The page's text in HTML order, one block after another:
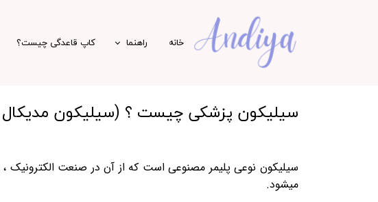
خانه راهنما کاپ قاعدگی چیست؟
سیلیکون پزشکی چیست ؟ (سیلیکون مدیکال
سیلیکون نوعی پلیمر مصنوعی است که از آن در صنعت الکترونیک
میشود.